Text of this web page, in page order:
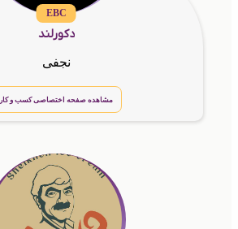
EBC
دکورلند
نجفی
مشاهده صفحه اختصاصی کسب و کار